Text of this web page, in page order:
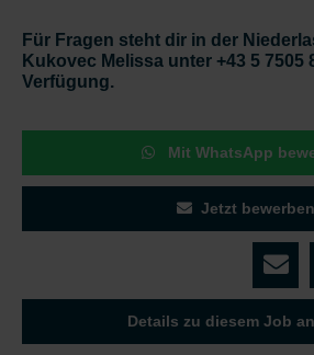
Für Fragen steht dir in der
Kukovec Melissa unter +43 5 7505
Verfügung.
Mit WhatsApp
Jetzt bewerben
Details zu diesem Job